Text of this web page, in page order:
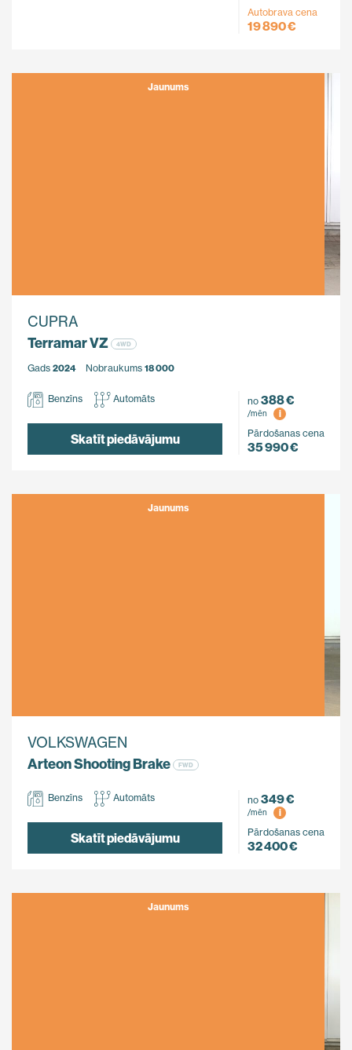
Autobrava cena
19 890 €
Jaunums
CUPRA
Terramar VZ
4WD
Gads 2024 Nobraukums 18 000
Benzīns Automāts
Skatīt piedāvājumu
no 388 €
/mēn
i
Pārdošanas cena
35 990 €
Jaunums
VOLKSWAGEN
Arteon Shooting Brake
FWD
Benzīns Automāts
Skatīt piedāvājumu
no 349 €
/mēn
i
Pārdošanas cena
32 400 €
Jaunums